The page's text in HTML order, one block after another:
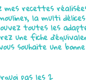
mes recettes
la multi
toutes les
une fiche
souhaite une
pas les 2